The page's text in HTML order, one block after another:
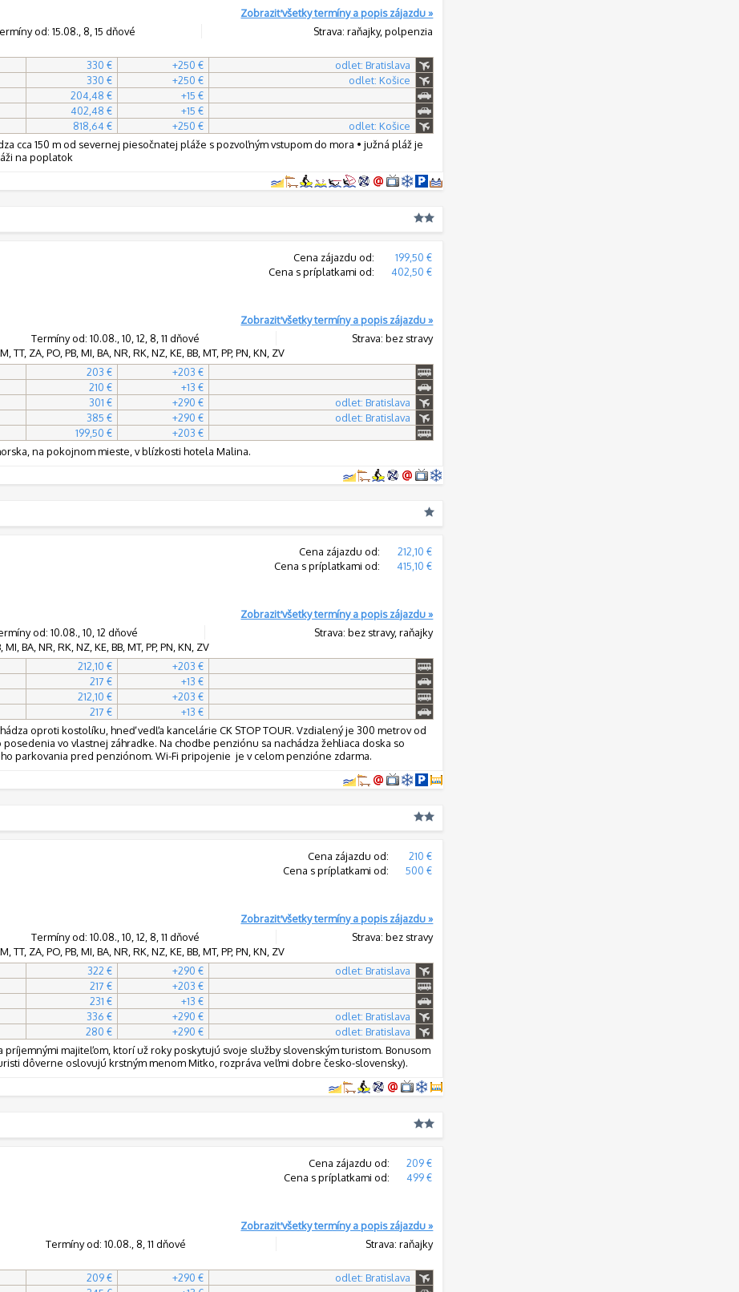
Zobraziť všetky termíny a popis zájazdu »
od: 15.08., 8, 15 dňové
Strava: raňajky, polpenzia
330 € +250 €
odlet: Bratislava
330 € +250 €
odlet: Košice
204,48 €
+15 €
402,48 €
+15 €
818,64 € +250 €
odlet: Košice
cca 150 m od severnej piesočnatej pláže s pozvoľným vstupom do mora • južná pláž je
na poplatok
Cena zájazdu od:
199,50 €
Cena s príplatkami od:
402,50 €
Zobraziť všetky termíny a popis zájazdu »
Termíny od: 10.08., 10, 12, 8, 11 dňové
Strava: bez stravy
ZA, PO, PB, MI, BA, NR, RK, NZ, KE, BB, MT, PP, PN, KN, ZV
203 €
+203 €
210 €
+13 €
301 € +290 €
odlet: Bratislava
385 € +290 €
odlet: Bratislava
199,50 €
+203 €
na pokojnom mieste, v blízkosti hotela Malina.
Cena zájazdu od:
212,10 €
Cena s príplatkami od:
415,10 €
Zobraziť všetky termíny a popis zájazdu »
od: 10.08., 10, 12 dňové
Strava: bez stravy, raňajky
BA, NR, RK, NZ, KE, BB, MT, PP, PN, KN, ZV
212,10 €
+203 €
217 €
+13 €
212,10 €
+203 €
217 €
+13 €
oproti kostolíku, hneď vedľa kancelárie CK STOP TOUR. Vzdialený je 300 metrov od
vo vlastnej záhradke. Na chodbe penziónu sa nachádza žehliaca doska so
parkovania pred penziónom. Wi-Fi pripojenie je v celom penzióne zdarma.
Cena zájazdu od:
210 €
Cena s príplatkami od:
500 €
Zobraziť všetky termíny a popis zájazdu »
Termíny od: 10.08., 10, 12, 8, 11 dňové
Strava: bez stravy
ZA, PO, PB, MI, BA, NR, RK, NZ, KE, BB, MT, PP, PN, KN, ZV
322 € +290 €
odlet: Bratislava
217 €
+203 €
231 €
+13 €
336 € +290 €
odlet: Bratislava
280 € +290 €
odlet: Bratislava
majiteľom, ktorí už roky poskytujú svoje služby slovenským turistom. Bonusom
dôverne oslovujú krstným menom Mitko, rozpráva veľmi dobre česko-slovensky).
Cena zájazdu od:
209 €
Cena s príplatkami od:
499 €
Zobraziť všetky termíny a popis zájazdu »
Termíny od: 10.08., 8, 11 dňové
Strava: raňajky
209 € +290 €
odlet: Bratislava